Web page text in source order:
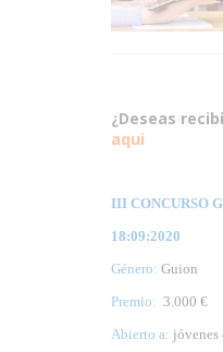
¿Deseas
aqui
III CONCURSO
18:09:2020
Género: Guion
Premio: 3.000 €
Abierto a: jóvenes